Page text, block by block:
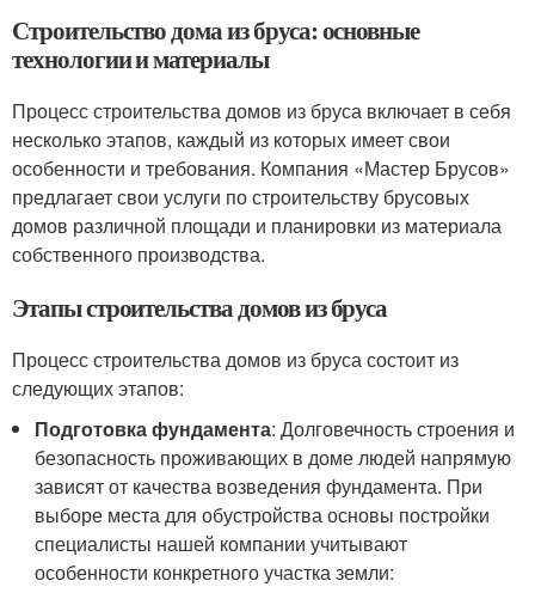
Строительство дома из бруса: основные
технологии и материалы
Процесс строительства домов из бруса включает в себя
несколько этапов, каждый из которых имеет свои
особенности и требования. Компания «Мастер Брусов»
предлагает свои услуги по строительству брусовых
домов различной площади и планировки из материала
собственного производства.
Этапы строительства домов из бруса
Процесс строительства домов из бруса состоит из
следующих этапов:
Подготовка фундамента: Долговечность строения и
безопасность проживающих в доме людей напрямую
зависят от качества возведения фундамента. При
выборе места для обустройства основы постройки
специалисты нашей компании учитывают
особенности конкретного участка земли: